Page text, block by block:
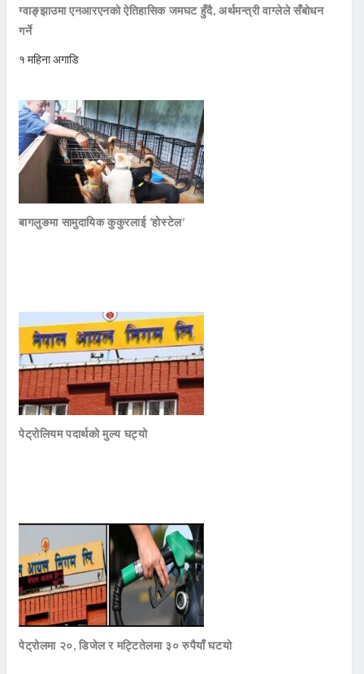
ग्वाङ्झाउमा एनआरएनको ऐतिहासिक जमघट हुँदै, अर्थमन्त्री वाग्लेले सँबोधन
गर्ने
१ महिना अगाडि
बागलुङमा सामुदायिक कुकुरलाई ‘होस्टेल’
पेट्रोलियम पदार्थको मुल्य घट्यो
पेट्रोलमा २०, डिजेल र मट्टितेलमा ३० रुपैयाँ घटयो